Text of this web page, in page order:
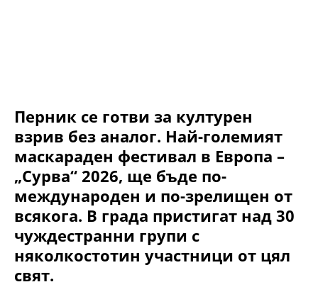
Перник се готви за културен
взрив без аналог. Най-големият
маскараден фестивал в Европа –
„Сурва“ 2026, ще бъде по-
международен и по-зрелищен от
всякога. В града пристигат над 30
чуждестранни групи с
няколкостотин участници от цял
свят.